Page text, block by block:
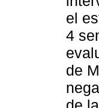
el
4
de